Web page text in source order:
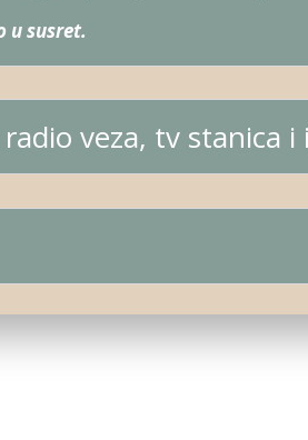
u susret.
veza, tv stanica